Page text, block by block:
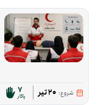
شروع: 20 تیر 7
پاکار